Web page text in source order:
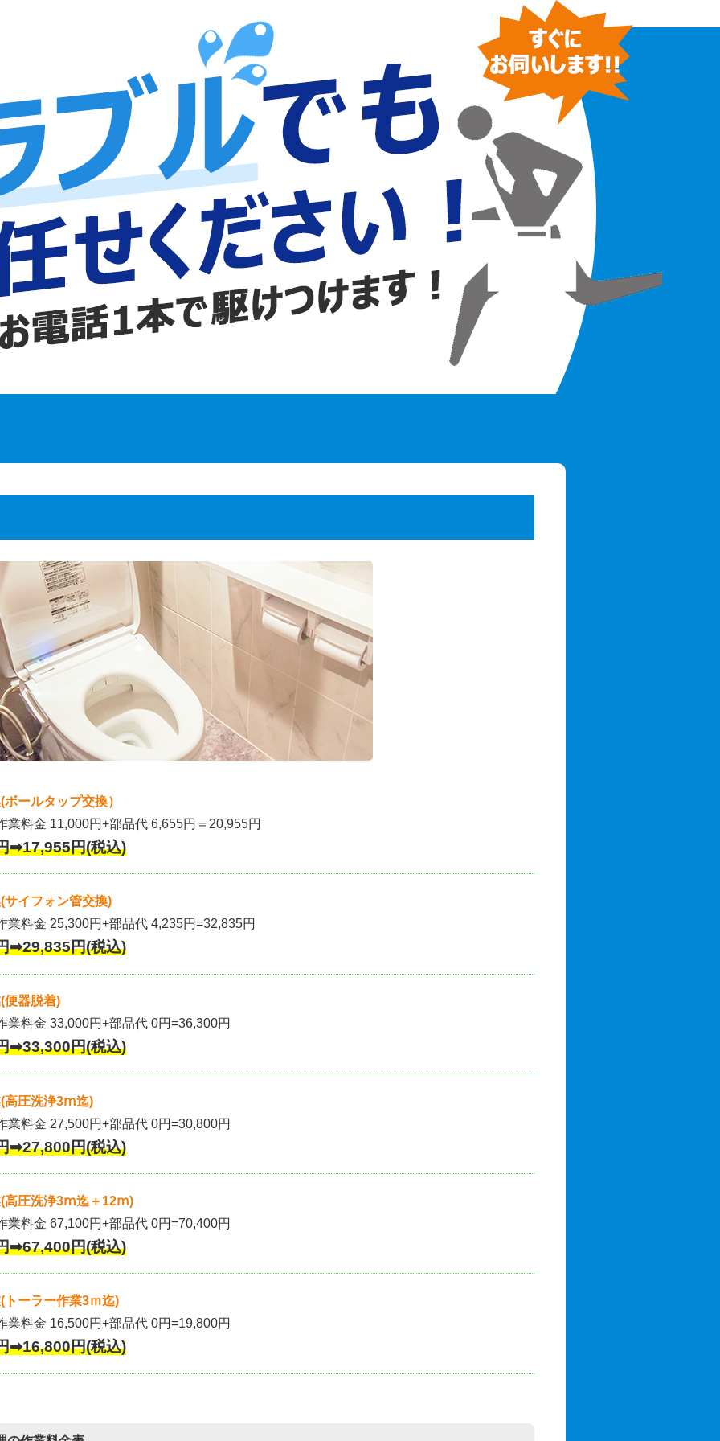
ールタップ交換）
業料金 11,000円+部品代 6,655円＝20,955円
➡17,955円(税込)
サイフォン管交換)
業料金 25,300円+部品代 4,235円=32,835円
➡29,835円(税込)
便器脱着)
業料金 33,000円+部品代 0円=36,300円
➡33,300円(税込)
高圧洗浄3ⅿ迄)
業料金 27,500円+部品代 0円=30,800円
➡27,800円(税込)
(高圧洗浄3ⅿ迄＋12ⅿ)
業料金 67,100円+部品代 0円=70,400円
➡67,400円(税込)
トーラー作業3ｍ迄)
業料金 16,500円+部品代 0円=19,800円
➡16,800円(税込)